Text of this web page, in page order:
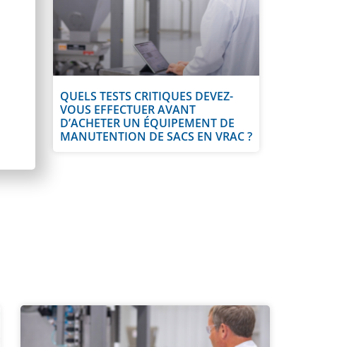
QUELS TESTS CRITIQUES DEVEZ-
VOUS EFFECTUER AVANT
D’ACHETER UN ÉQUIPEMENT DE
MANUTENTION DE SACS EN VRAC ?